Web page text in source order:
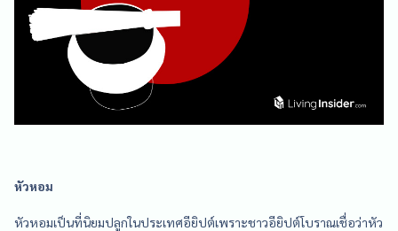
หัวหอม
หัวหอมเป็นที่นิยมปลูกในประเทศอียิปต์เพราะชาวอียิปต์โบราณเชื่อว่าหัว